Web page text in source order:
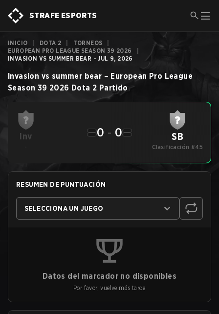
STRAFE ESPORTS
INICIO DOTA 2 TORNEOS
EUROPEAN PRO LEAGUE SEASON 39 2026
INVASION VS SUMMER BEAR - JUL 9, 2026
Invasion vs summer bear – European Pro League
Season 39 2026 Dota 2 Partido
Inv
-
0 - 0 SB
Clasificación #45
RESUMEN DE PUNTUACIÓN
SELECCIONA UN JUEGO
Datos del marcador no disponibles
Por favor, vuelve más tarde